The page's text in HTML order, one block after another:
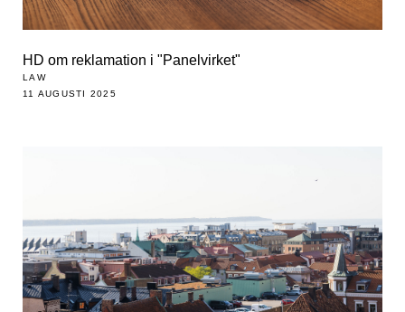
HD om reklamation i "Panelvirket"
LAW
11 AUGUSTI 2025